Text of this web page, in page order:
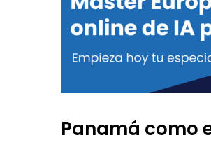
Panamá como